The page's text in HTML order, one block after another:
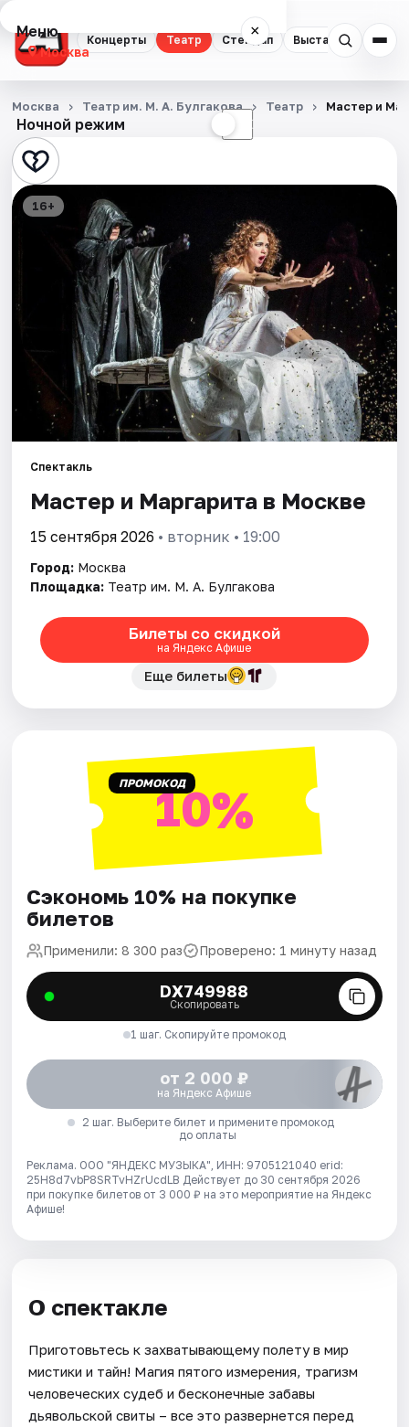
Концерты Театр Стендап Выставки
Меню ×
Москва
Концерты
Театр
Стендап
Выставки
Экскурсии
Спорт
События
Площадки
Артисты
Рейтинги
Ночной режим ☾
Москва Театр им. М. А. Булгакова Театр Мастер и
16+
Спектакль
Мастер и Маргарита в Москве
15 сентября 2026 • вторник • 19:00
Город: Москва
Площадка: Театр им. М. А. Булгакова
Билеты со скидкой
на Яндекс Афише
Еще билеты
ПРОМОКОД10%
Сэкономь 10% на покупке
билетов
Применили: 8 300 раз Проверено: 1 минуту назад
DX749988
Скопировать
1 шаг. Скопируйте промокод
от 2 000 ₽
на Яндекс Афише
2 шаг. Выберите билет и примените промокод
до оплаты
Реклама. ООО "ЯНДЕКС МУЗЫКА", ИНН: 9705121040 erid:
25H8d7vbP8SRTvHZrUcdLB Действует до 30 сентября 2026
при покупке билетов от 3 000 ₽ на это мероприятие на Яндекс
Афише!
О спектакле
Приготовьтесь к захватывающему полету в мир
мистики и тайн! Магия пятого измерения, трагизм
человеческих судеб и бесконечные забавы
дьявольской свиты – все это развернется перед